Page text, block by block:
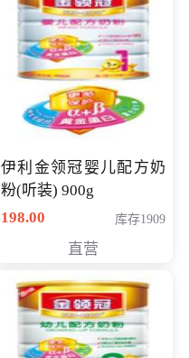
伊利金领冠婴儿配方奶
粉(听装) 900g
198.00
库存1909
直营